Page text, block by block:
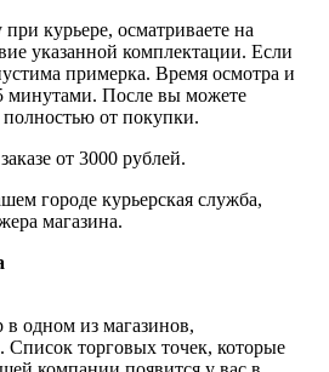
курьере, осматриваете на
указанной комплектации. Если
примерка. Время осмотра и
минутами. После вы можете
полностью от покупки.
от 3000 рублей.
городе курьерская служба,
магазина.
в одном из магазинов,
торговых точек, которые